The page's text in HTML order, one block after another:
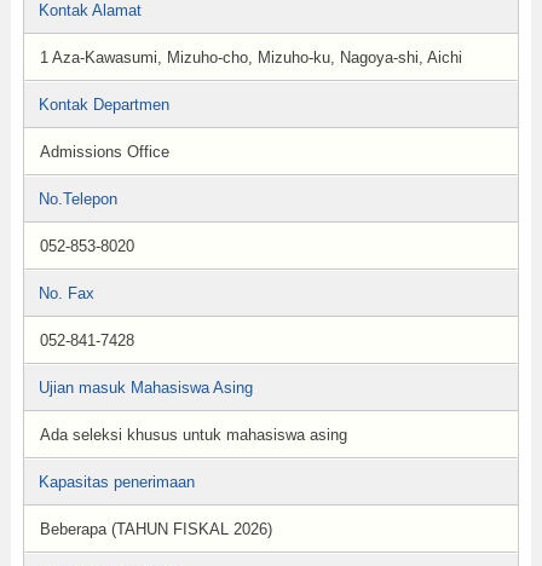
Kontak Alamat
1 Aza-Kawasumi, Mizuho-cho, Mizuho-ku, Nagoya-shi, Aichi
Kontak Departmen
Admissions Office
No.Telepon
052-853-8020
No. Fax
052-841-7428
Ujian masuk Mahasiswa Asing
Ada seleksi khusus untuk mahasiswa asing
Kapasitas penerimaan
Beberapa (TAHUN FISKAL 2026)